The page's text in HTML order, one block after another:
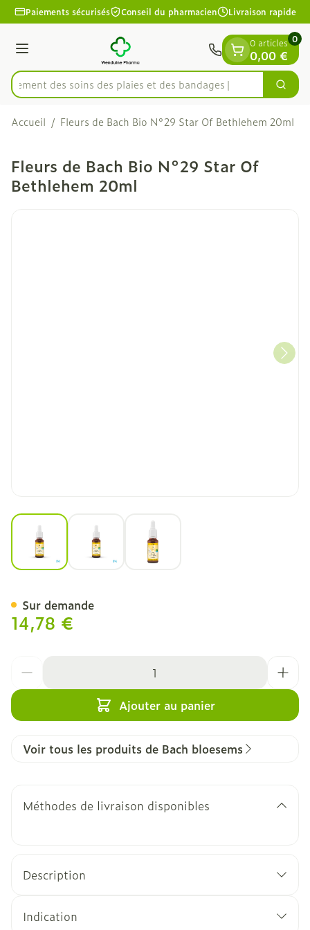
Aller au contenu
1 de 1
Paiements sécurisés Conseil du pharmacien Livraison rapide
Menu
Rechercherdes soins des plaies et des bandages
0 articles
0,00 €
0
Accueil / Fleurs de Bach Bio N°29 Star Of Bethlehem 20ml
Fleurs de Bach Bio N°29 Star Of
Bethlehem 20ml
View larger imageView larger imageView larger image
14,78 €
Ajouter au panier
Sur demande
Voir tous les produits de Bach bloesems
Méthodes de livraison disponibles
Description
Indication